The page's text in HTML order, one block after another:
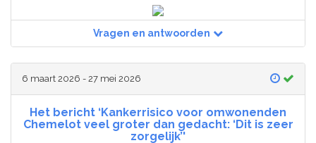
Vragen en antwoorden
6 maart 2026 - 27 mei 2026
Het bericht ‘Kankerrisico voor omwonenden
Chemelot veel groter dan gedacht: ‘Dit is zeer
zorgelijk’'